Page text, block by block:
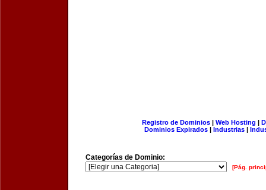
Registro de Dominios| Web Hosting |
Dominios Expirados | Industrias |
Categorías de Dominio:
[Pág.